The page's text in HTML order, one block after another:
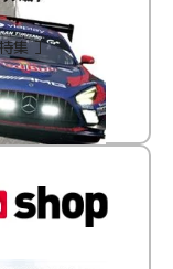
集 ］